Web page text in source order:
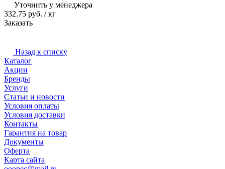
Уточнить у менеджера
332.75 руб. / кг
Заказать
Назад к списку
Каталог
Акции
Бренды
Услуги
Статьи и новости
Условия оплаты
Условия доставки
Контакты
Гарантия на товар
Документы
Оферта
Карта сайта